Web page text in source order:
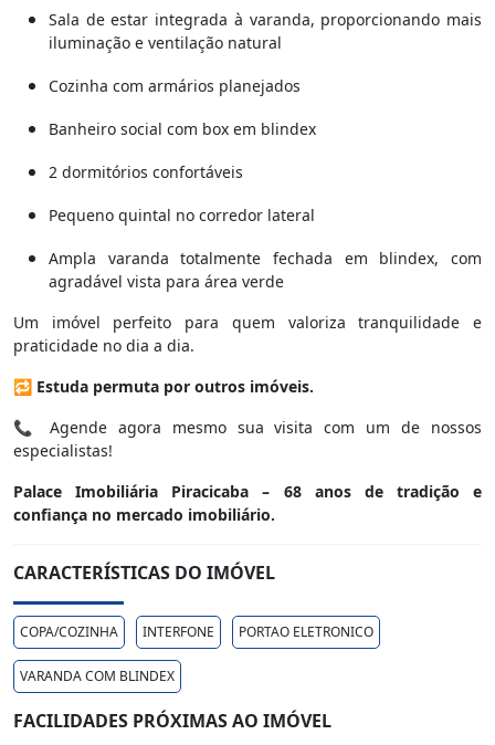
Sala de estar integrada à varanda, proporcionando mais
iluminação e ventilação natural
Cozinha com armários planejados
Banheiro social com box em blindex
2 dormitórios confortáveis
Pequeno quintal no corredor lateral
Ampla varanda totalmente fechada em blindex, com
agradável vista para área verde
Um imóvel perfeito para quem valoriza tranquilidade e
praticidade no dia a dia.
🔁 Estuda permuta por outros imóveis.
📞 Agende agora mesmo sua visita com um de nossos
especialistas!
Palace Imobiliária Piracicaba – 68 anos de tradição e
confiança no mercado imobiliário.
CARACTERÍSTICAS DO IMÓVEL
COPA/COZINHA INTERFONE PORTAO ELETRONICO
VARANDA COM BLINDEX
FACILIDADES PRÓXIMAS AO IMÓVEL